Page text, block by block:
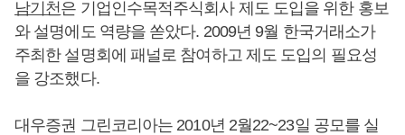
남기천은 기업인수목적주식회사 제도 도입을 위한 홍보
와 설명에도 역량을 쏟았다. 2009년 9월 한국거래소가
주최한 설명회에 패널로 참여하고 제도 도입의 필요성
을 강조했다.
대우증권 그린코리아는 2010년 2월22~23일 공모를 실